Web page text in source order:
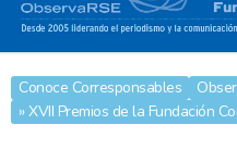
Conoce Corresponsables
» XVII Premios de la Fundación